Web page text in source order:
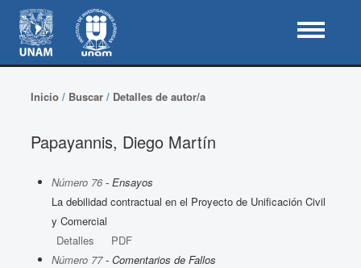
Inicio/ Buscar/ Detalles de autor/a
Papayannis, Diego Martín
Número 76- Ensayos
La debilidad contractual en el Proyecto de Unificación Civil
y Comercial
Detalles
PDF
Número 77- Comentarios de Fallos